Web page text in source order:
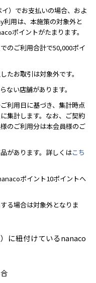
イ）でお支払いの場合、およ
利用は、本施策の対象外と
ポイントがたまります。
のご利用合計で50,000ポイ
たお取引は対象外です。
ない店舗があります。
利用日に基づき、集計時点
集計します。なお、ご契約
のご利用分は本会員様のご
があります。詳しくはこち
ポイント10ポイントへ
る場合は対象外となりま
に紐付けているnanaco